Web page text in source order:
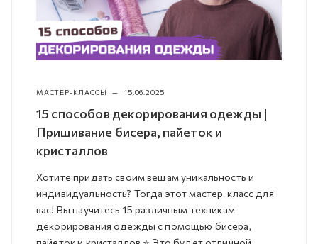
МАСТЕР-КЛАССЫ — 15.06.2025
15 способов декорирования одежды |
Пришивание бисера, пайеток и
кристаллов
Хотите придать своим вещам уникальность и
индивидуальность? Тогда этот мастер-класс для
вас! Вы научитесь 15 различным техникам
декорирования одежды с помощью бисера,